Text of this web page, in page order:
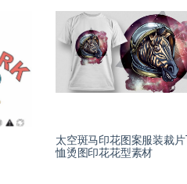
太空斑马印花图案服装裁片T
恤烫图印花花型素材